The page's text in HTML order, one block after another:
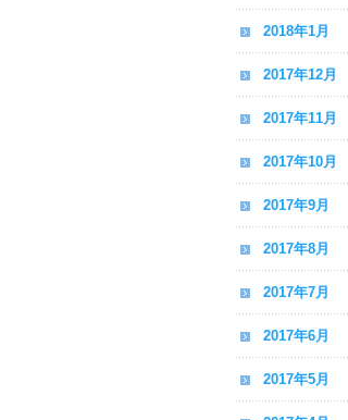
2018年1月
2017年12月
2017年11月
2017年10月
2017年9月
2017年8月
2017年7月
2017年6月
2017年5月